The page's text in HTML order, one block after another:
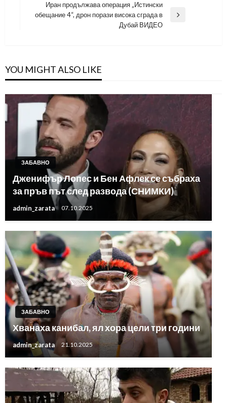
Next
Иран продължава операция „Истински
обещание 4“, дрон порази висока сграда в
Дубай ВИДЕО
YOU MIGHT ALSO LIKE
ЗАБАВНО
Дженифър Лопес и Бен Афлек се събраха
за пръв път след развода (СНИМКИ)
admin_zarata 07.10.2025
ЗАБАВНО
Хванаха канибал, ял хора цели три години
admin_zarata 21.10.2025